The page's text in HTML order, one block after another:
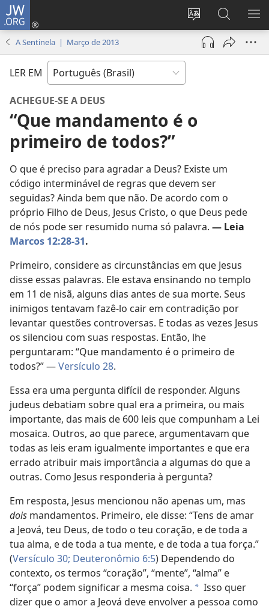
JW.ORG
Mudar
idioma
Log
(abre
janela)
Buscar
no
JW.ORG
A Sentinela | Março de 2013
LER EM
ACHEGUE-SE A DEUS
“Que mandamento é o
primeiro de todos?”
O que é preciso para agradar a Deus? Existe um
código interminável de regras que devem ser
seguidas? Ainda bem que não. De acordo com o
próprio Filho de Deus, Jesus Cristo, o que Deus pede
de nós pode ser resumido numa só palavra. — Leia
Marcos 12:28-31.
Primeiro, considere as circunstâncias em que Jesus
disse essas palavras. Ele estava ensinando no templo
em 11 de nisã, alguns dias antes de sua morte. Seus
inimigos tentavam fazê-lo cair em contradição por
levantar questões controversas. E todas as vezes Jesus
os silenciou com suas respostas. Então, lhe
perguntaram: “Que mandamento é o primeiro de
todos?” —Versículo 28.
Essa era uma pergunta difícil de responder. Alguns
judeus debatiam sobre qual era a primeira, ou mais
importante, das mais de 600 leis que compunham a Lei
mosaica. Outros, ao que parece, argumentavam que
todas as leis eram igualmente importantes e que era
errado atribuir mais importância a algumas do que a
outras. Como Jesus responderia à pergunta?
Em resposta, Jesus mencionou não apenas um, mas
dois mandamentos. Primeiro, ele disse: “Tens de amar
a Jeová, teu Deus, de todo o teu coração, e de toda a
tua alma, e de toda a tua mente, e de toda a tua força.”
(Versículo 30; Deuteronômio 6:5) Dependendo do
contexto, os termos “coração”, “mente”, “alma” e
“força” podem significar a mesma coisa. * Isso quer
dizer que o amor a Jeová deve envolver a pessoa como